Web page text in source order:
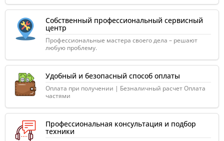
Собственный профессиональный сервисный
центр
Профессиональные мастера своего дела – решают
любую проблему.
Удобный и безопасный способ оплаты
Оплата при получении | Безналичный расчет Оплата
частями
Профессиональная консультация и подбор
техники